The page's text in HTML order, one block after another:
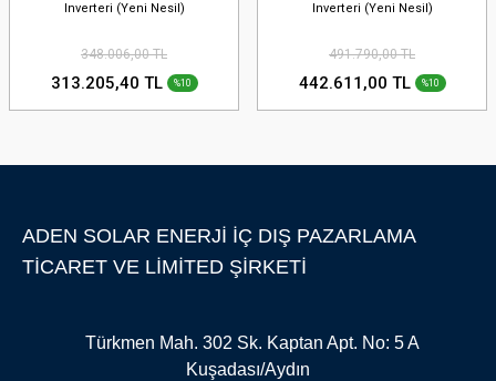
Inverteri (Yeni Nesil)
348.006,00 TL
313.205,40 TL %10
Inverteri (Yeni Nesil)
491.790,00 TL
442.611,00 TL %10
ADEN SOLAR ENERJİ İÇ DIŞ PAZARLAMA
TİCARET VE LİMİTED ŞİRKETİ
Türkmen Mah. 302 Sk. Kaptan Apt. No: 5 A
Kuşadası/Aydın